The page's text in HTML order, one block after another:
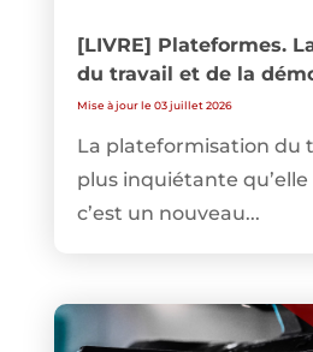
[LIVRE] Plateformes.
du travail et de la
Mise à jour le 03 juillet 2026
La plateformisation du
plus inquiétante qu’elle
c’est un nouveau...